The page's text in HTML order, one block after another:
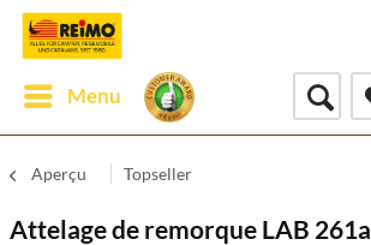
Menu
Aperçu Topseller
Attelage de remorque LAB 261a